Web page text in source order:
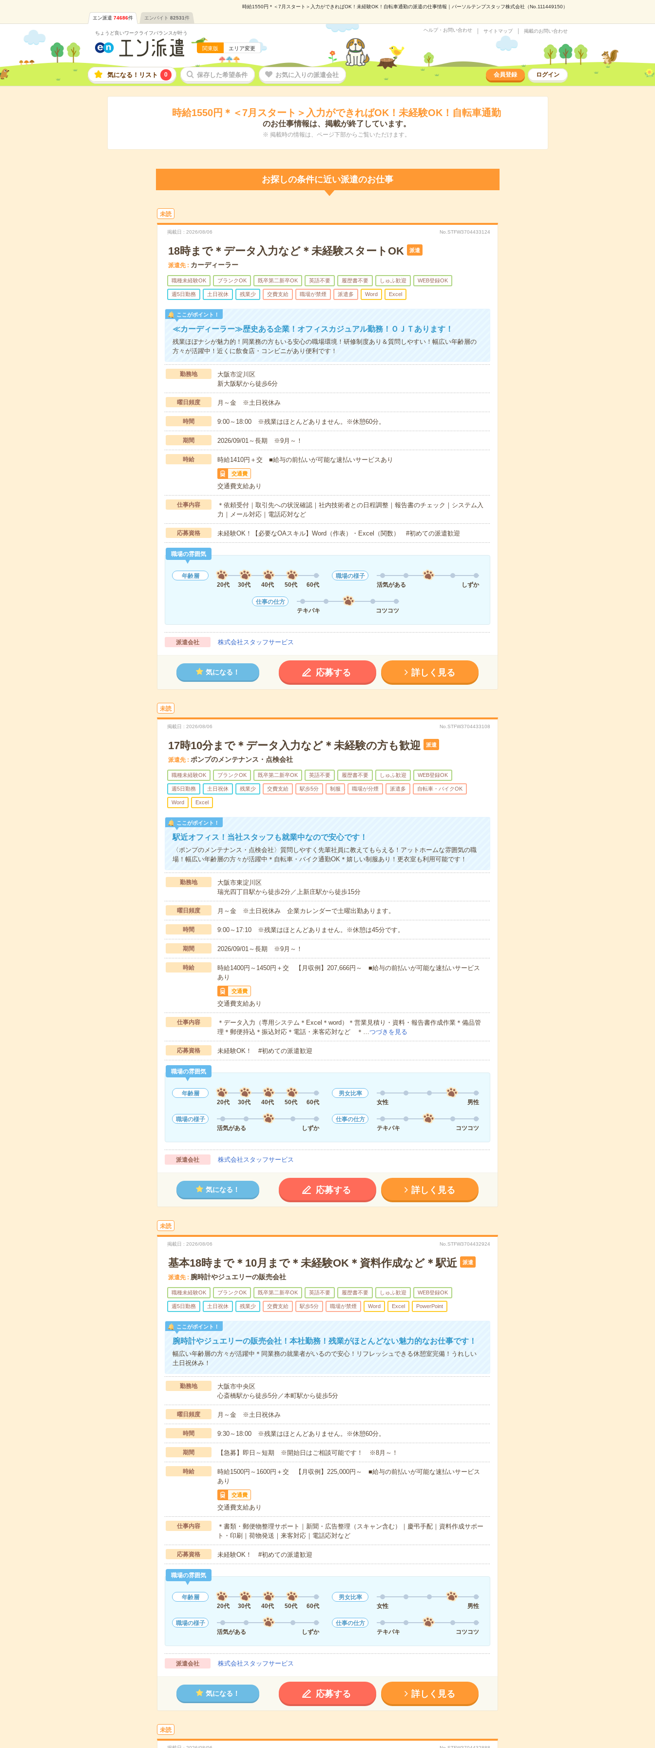
時給1550円＊＜7月スタート＞入力ができればOK！未経験OK！自転車通勤の派遣の仕事情報｜パーソルテンプスタッフ株式会社（No.111449150）
エン派遣 74686件 エンバイト 82531件
ちょうど良いワークライフバランスが叶う
関東版 エリア変更
ヘルプ・お問い合わせ サイトマップ 掲載のお問い合わせ
気になる！リスト 0 保存した希望条件 お気に入りの派遣会社 会員登録 ログイン
時給1550円＊＜7月スタート＞入力ができればOK！未経験OK！自転車通勤
のお仕事情報は、掲載が終了しています。
※ 掲載時の情報は、ページ下部からご覧いただけます。
お探しの条件に近い派遣のお仕事
未読
掲載日 2026/08/06 No.STFW3704433124
18時まで＊データ入力など＊未経験スタートOK 派遣
派遣先 カーディーラー
職種未経験OK ブランクOK 既卒第二新卒OK 英語不要 履歴書不要 しゅふ歓迎 WEB登録OK
週5日勤務 土日祝休 残業少 交費支給 職場が禁煙 派遣多 Word Excel
ここがポイント！
≪カーディーラー≫歴史ある企業！オフィスカジュアル勤務！ＯＪＴあります！
残業ほぼナシが魅力的！同業務の方もいる安心の職場環境！研修制度あり＆質問しやすい！幅広い年齢層の
方々が活躍中！近くに飲食店・コンビニがあり便利です！
勤務地
大阪市淀川区
新大阪駅から徒歩6分
曜日頻度 月～金 ※土日祝休み
時間 9:00～18:00 ※残業はほとんどありません。※休憩60分。
期間 2026/09/01～長期 ※9月～！
時給 時給1410円＋交 ■給与の前払いが可能な速払いサービスあり
交通費
交通費支給あり
仕事内容
＊依頼受付｜取引先への状況確認｜社内技術者との日程調整｜報告書のチェック｜システム入
力｜メール対応｜電話応対など
応募資格 未経験OK！【必要なOAスキル】Word（作表）・Excel（関数） #初めての派遣歓迎
職場の雰囲気
年齢層
20代
30代 40代 50代 60代
職場の様子
活気がある
しずか
仕事の仕方
テキパキ
コツコツ
派遣会社 株式会社スタッフサービス
気になる！ 応募する 詳しく見る
未読
掲載日 2026/08/06 No.STFW3704433108
17時10分まで＊データ入力など＊未経験の方も歓迎 派遣
派遣先 ポンプのメンテナンス・点検会社
職種未経験OK ブランクOK 既卒第二新卒OK 英語不要 履歴書不要 しゅふ歓迎 WEB登録OK
週5日勤務 土日祝休 残業少 交費支給 駅歩5分 制服 職場が分煙 派遣多 自転車・バイクOK
Word Excel
ここがポイント！
駅近オフィス！当社スタッフも就業中なので安心です！
〈ポンプのメンテナンス・点検会社〉質問しやすく先輩社員に教えてもらえる！アットホームな雰囲気の職
場！幅広い年齢層の方々が活躍中＊自転車・バイク通勤OK＊嬉しい制服あり！更衣室も利用可能です！
勤務地
大阪市東淀川区
瑞光四丁目駅から徒歩2分／上新庄駅から徒歩15分
曜日頻度 月～金 ※土日祝休み 企業カレンダーで土曜出勤あります。
時間 9:00～17:10 ※残業はほとんどありません。※休憩は45分です。
期間 2026/09/01～長期 ※9月～！
時給
時給1400円～1450円＋交 【月収例】207,666円～ ■給与の前払いが可能な速払いサービス
あり
交通費
交通費支給あり
仕事内容
＊データ入力（専用システム＊Excel＊word）＊営業見積り・資料・報告書作成作業＊備品管
理＊郵便持込＊振込対応＊電話・来客応対など ＊…つづきを見る
応募資格 未経験OK！ #初めての派遣歓迎
職場の雰囲気
年齢層
20代
30代 40代 50代 60代
男女比率
女性
男性
職場の様子
活気がある
しずか
仕事の仕方
テキパキ
コツコツ
派遣会社 株式会社スタッフサービス
気になる！ 応募する 詳しく見る
未読
掲載日 2026/08/06 No.STFW3704432924
基本18時まで＊10月まで＊未経験OK＊資料作成など＊駅近 派遣
派遣先 腕時計やジュエリーの販売会社
職種未経験OK ブランクOK 既卒第二新卒OK 英語不要 履歴書不要 しゅふ歓迎 WEB登録OK
週5日勤務 土日祝休 残業少 交費支給 駅歩5分 職場が禁煙 Word Excel PowerPoint
ここがポイント！
腕時計やジュエリーの販売会社！本社勤務！残業がほとんどない魅力的なお仕事です！
幅広い年齢層の方々が活躍中＊同業務の就業者がいるので安心！リフレッシュできる休憩室完備！うれしい
土日祝休み！
勤務地
大阪市中央区
心斎橋駅から徒歩5分／本町駅から徒歩5分
曜日頻度 月～金 ※土日祝休み
時間 9:30～18:00 ※残業はほとんどありません。※休憩60分。
期間 【急募】即日～短期 ※開始日はご相談可能です！ ※8月～！
時給
時給1500円～1600円＋交 【月収例】225,000円～ ■給与の前払いが可能な速払いサービス
あり
交通費
交通費支給あり
仕事内容
＊書類・郵便物整理サポート｜新聞・広告整理（スキャン含む）｜慶弔手配｜資料作成サポー
ト・印刷｜荷物発送｜来客対応｜電話応対など
応募資格 未経験OK！ #初めての派遣歓迎
職場の雰囲気
年齢層
20代
30代 40代 50代 60代
男女比率
女性
男性
職場の様子
活気がある
しずか
仕事の仕方
テキパキ
コツコツ
派遣会社 株式会社スタッフサービス
気になる！ 応募する 詳しく見る
未読